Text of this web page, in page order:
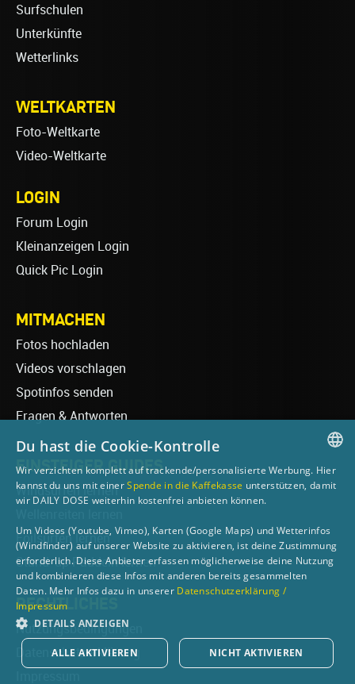
Surfschulen
Unterkünfte
Wetterlinks
WELTKARTEN
Foto-Weltkarte
Video-Weltkarte
LOGIN
Forum Login
Kleinanzeigen Login
Quick Pic Login
MITMACHEN
Fotos hochladen
Videos vorschlagen
Spotinfos senden
Fragen & Antworten
EINSTEIGER GUIDES
Windsurfen lernen
Foilsurfen lernen
Stand-up Paddeln lernen
RECHTLICHES
Nutzungsbedingungen
Datenschutzerklärung
GERMAN
Du hast die Cookie-Kontrolle
Wir verzichten komplett auf trackende/personalisierte Werbung. Hier
kannst du uns mit einerSpende in die Kaffekasse unterstützen, damit
wir DAILY DOSE weiterhin kostenfrei anbieten können.
Um Videos (Youtube, Vimeo), Karten (Google Maps) und Wetterinfos
(Windfinder) auf unserer Website zu aktivieren, ist deine Zustimmung
erforderlich. Diese Anbieter erfassen möglicherweise deine Nutzung
und kombinieren diese Infos mit anderen bereits gesammelten
Daten. Mehr Infos dazu in unserer Datenschutzerklärung /
Impressum
DETAILS ANZEIGEN
ALLE AKTIVIEREN NICHT AKTIVIEREN